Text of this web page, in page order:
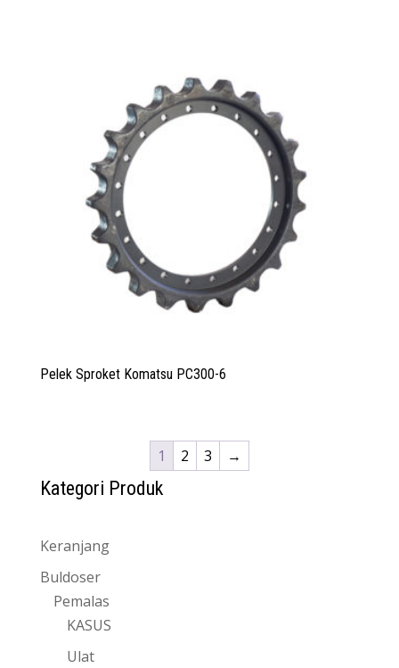
Pelek Sproket Komatsu PC300-6
1 2 3 →
Kategori Produk
Keranjang
Buldoser
Pemalas
KASUS
Ulat